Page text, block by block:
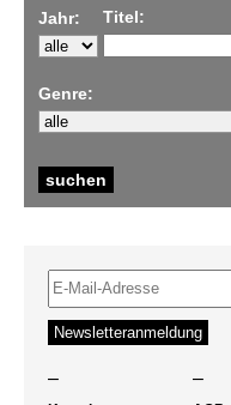
Jahr: Titel:
Genre:
– –